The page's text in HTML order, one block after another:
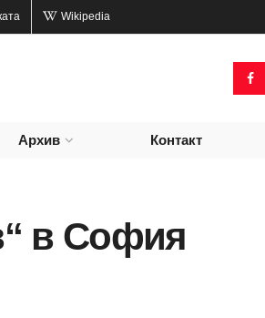
Wikipedia
Архив Контакт
в София